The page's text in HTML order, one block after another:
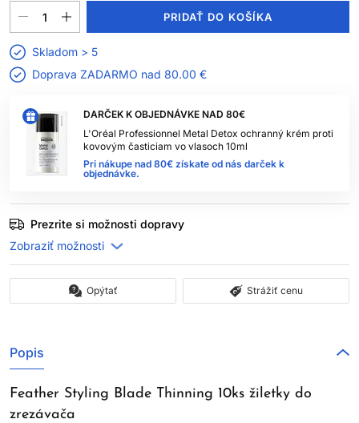
DARČEK K OBJEDNÁVKE NAD 80€
L'Oréal Professionnel Metal Detox ochranný krém proti
kovovým časticiam vo vlasoch 10ml
Pri nákupe nad 80€ získate od nás darček k
objednávke.
PRIDAŤ DO KOŠÍKA
Skladom > 5
Doprava ZADARMO nad 80.00 €
Prezrite si možnosti dopravy
Opýtať Strážiť cenu
Popis
Feather Styling Blade Thinning 10ks žiletky do
zrezávača